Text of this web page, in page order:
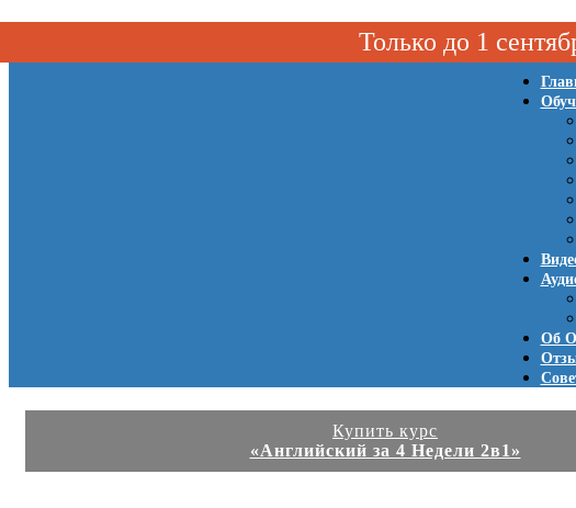
Только до 1
Об
Купить курс
«Английский за 4 Недели 2в1»